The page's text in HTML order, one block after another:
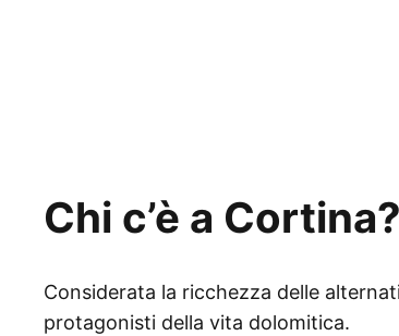
Chi c’è a Cortina?
Considerata la ricchezza delle
protagonisti della vita dolomitica.